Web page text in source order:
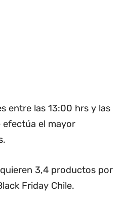
entre las 13:00 hrs y las
efectúa el mayor
3,4 productos por
Friday Chile.